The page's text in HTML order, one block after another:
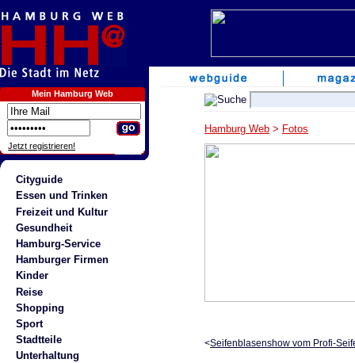
Mein Hamburg Web
Jetzt registrieren!
Cityguide
Essen und Trinken
Freizeit und Kultur
Gesundheit
Hamburg-Service
Hamburger Firmen
Kinder
Reise
Shopping
Sport
Stadtteile
Unterhaltung
Hamburg Web > Fotos
<Seifenblasenshow vom Profi-